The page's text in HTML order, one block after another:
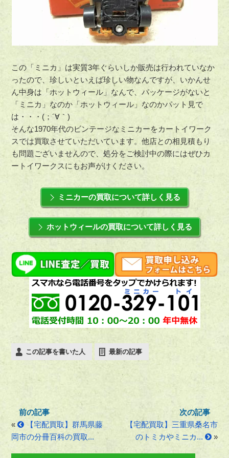
この「ミニカ」は実質3年ぐらいしか販売は行われていなか
ったので、珍しいといえば珍しい物なんですが、いかんせ
ん中身は「ホットウィール」なんで、パッケージがないと
「ミニカ」なのか「ホットウィール」なのかパット見で
は・・・(；´∀｀)
そんな1970年代のビンテージなミニカーをカートイワーク
スでは買取させていただいています。他店との相見積もり
も問題ございませんので、処分をご検討中の際にはぜひカ
ートイワークスにもお声がけください。
ミニカーの買取について詳しく見る
ホットウィールの買取について詳しく見る
この記事を書いた人 最新の記事
«
【宅配買取】群馬県藤
岡市の分冊百科の買取...
【宅配買取】三重県桑名市
のトミカやミニカ...
»